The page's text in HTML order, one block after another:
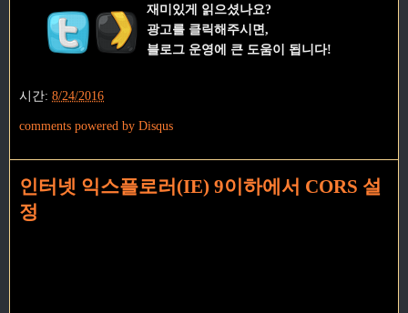
재미있게 읽으셨나요?
광고를 클릭해주시면,
블로그 운영에 큰 도움이 됩니다!
시간: 8/24/2016
comments powered by Disqus
인터넷 익스플로러(IE) 9이하에서 CORS 설
정